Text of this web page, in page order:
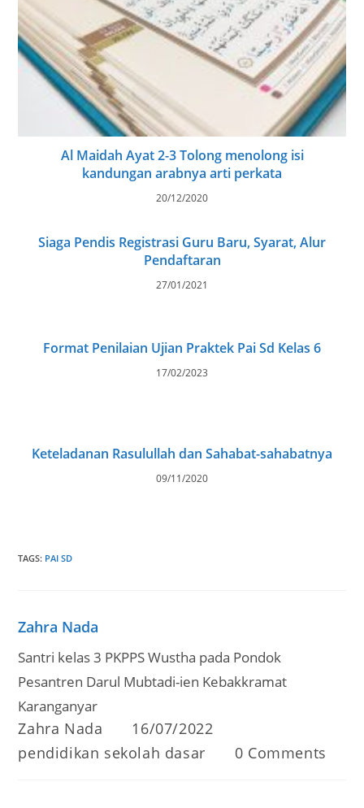
Al Maidah Ayat 2-3 Tolong menolong isi
kandungan arabnya arti perkata
20/12/2020
Siaga Pendis Registrasi Guru Baru, Syarat, Alur
Pendaftaran
27/01/2021
Format Penilaian Ujian Praktek Pai Sd Kelas 6
17/02/2023
Keteladanan Rasulullah dan Sahabat-sahabatnya
09/11/2020
TAGS: PAI SD
Zahra Nada
Santri kelas 3 PKPPS Wustha pada Pondok
Pesantren Darul Mubtadi-ien Kebakkramat
Karanganyar
Post
Zahra Nada
Post
16/07/2022
Post
category:
pendidikan sekolah dasar
Post
0 Comments